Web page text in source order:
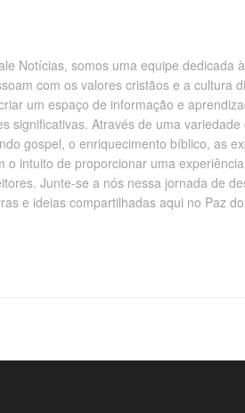
Notícias, somos uma equipe dedicada
com os valores cristãos e a cultura
um espaço de informação e
significativas. Através de uma
gospel, o enriquecimento bíblico, as
o intuito de proporcionar uma
Junte-se a nós nessa jornada de
e ideias compartilhadas aqui no Paz